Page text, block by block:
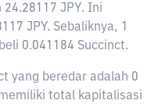
24.28117 JPY. Ini
JPY. Sebaliknya, 1
0.041184 Succinct.
yang beredar adalah 0
total kapitalisasi